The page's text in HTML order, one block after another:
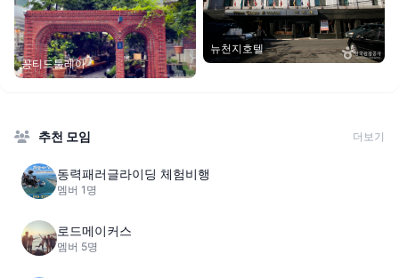
꽁티드툴레아
뉴천지호텔
추천 모임 더보기
동력패러글라이딩 체험비행
멤버 1명
로드메이커스
멤버 5명